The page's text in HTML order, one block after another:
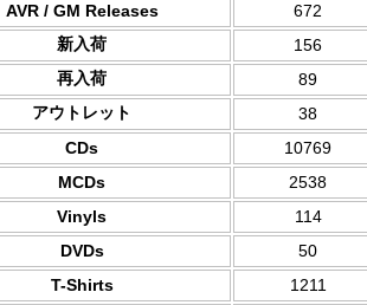
AVR / GM Releases
672
新入荷
156
再入荷
89
アウトレット
38
CDs
10769
MCDs
2538
Vinyls
114
DVDs
50
T-Shirts
1211